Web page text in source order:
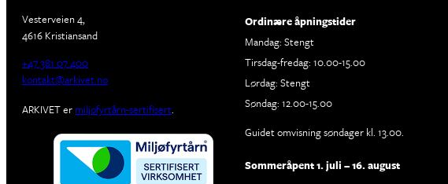
Vesterveien 4,
4616 Kristiansand
+47 381 07 400
kontakt@arkivet.no
ARKIVET er miljøfyrtårn-sertifisert.
Ordinære åpningstider
Mandag: Stengt
Tirsdag-fredag: 10.00-15.00
Lørdag: Stengt
Søndag: 12.00-15.00
Guidet omvisning søndager kl. 13.00.
Sommeråpent 1. juli – 16. august